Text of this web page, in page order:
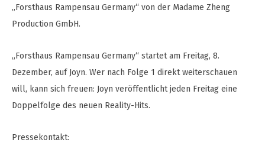
„Forsthaus Rampensau Germany“ von der Madame Zheng
Production GmbH.
„Forsthaus Rampensau Germany“ startet am Freitag, 8.
Dezember, auf Joyn. Wer nach Folge 1 direkt weiterschauen
will, kann sich freuen: Joyn veröffentlicht jeden Freitag eine
Doppelfolge des neuen Reality-Hits.
Pressekontakt: